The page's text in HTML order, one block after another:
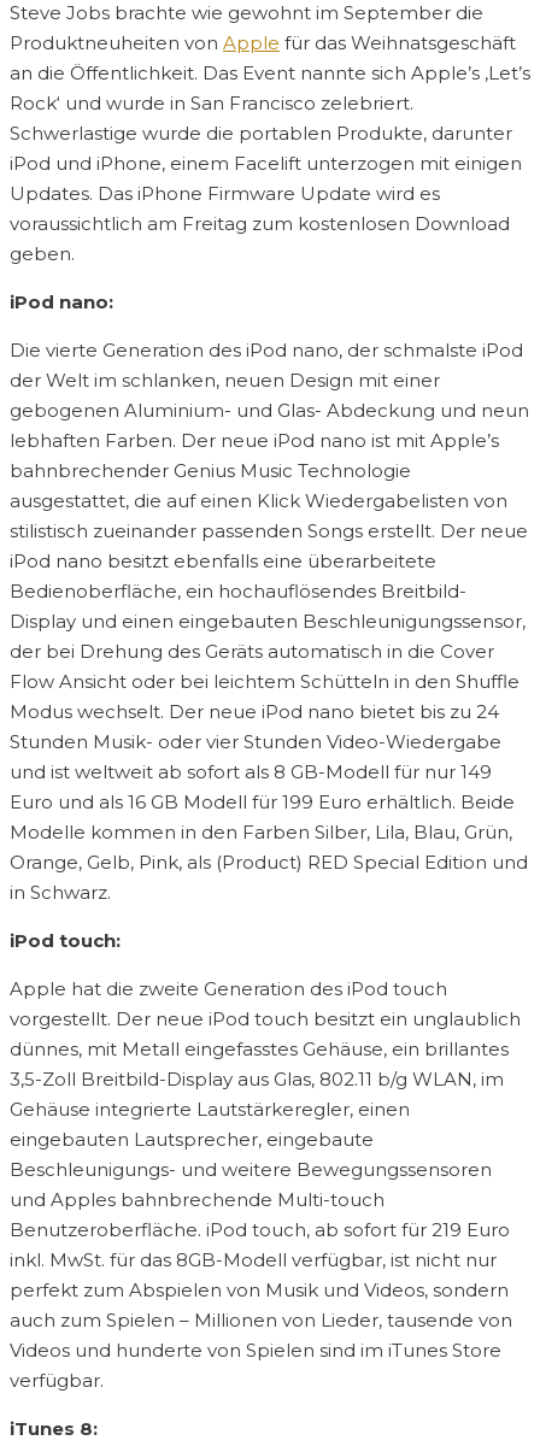
Steve Jobs brachte wie gewohnt im September die
Produktneuheiten von Apple für das Weihnatsgeschäft
an die Öffentlichkeit. Das Event nannte sich Apple’s ‚Let’s
Rock‘ und wurde in San Francisco zelebriert.
Schwerlastige wurde die portablen Produkte, darunter
iPod und iPhone, einem Facelift unterzogen mit einigen
Updates. Das iPhone Firmware Update wird es
voraussichtlich am Freitag zum kostenlosen Download
geben.
iPod nano:
Die vierte Generation des iPod nano, der schmalste iPod
der Welt im schlanken, neuen Design mit einer
gebogenen Aluminium- und Glas- Abdeckung und neun
lebhaften Farben. Der neue iPod nano ist mit Apple’s
bahnbrechender Genius Music Technologie
ausgestattet, die auf einen Klick Wiedergabelisten von
stilistisch zueinander passenden Songs erstellt. Der neue
iPod nano besitzt ebenfalls eine überarbeitete
Bedienoberfläche, ein hochauflösendes Breitbild-
Display und einen eingebauten Beschleunigungssensor,
der bei Drehung des Geräts automatisch in die Cover
Flow Ansicht oder bei leichtem Schütteln in den Shuffle
Modus wechselt. Der neue iPod nano bietet bis zu 24
Stunden Musik- oder vier Stunden Video-Wiedergabe
und ist weltweit ab sofort als 8 GB-Modell für nur 149
Euro und als 16 GB Modell für 199 Euro erhältlich. Beide
Modelle kommen in den Farben Silber, Lila, Blau, Grün,
Orange, Gelb, Pink, als (Product) RED Special Edition und
in Schwarz.
iPod touch:
Apple hat die zweite Generation des iPod touch
vorgestellt. Der neue iPod touch besitzt ein unglaublich
dünnes, mit Metall eingefasstes Gehäuse, ein brillantes
3,5-Zoll Breitbild-Display aus Glas, 802.11 b/g WLAN, im
Gehäuse integrierte Lautstärkeregler, einen
eingebauten Lautsprecher, eingebaute
Beschleunigungs- und weitere Bewegungssensoren
und Apples bahnbrechende Multi-touch
Benutzeroberfläche. iPod touch, ab sofort für 219 Euro
inkl. MwSt. für das 8GB-Modell verfügbar, ist nicht nur
perfekt zum Abspielen von Musik und Videos, sondern
auch zum Spielen – Millionen von Lieder, tausende von
Videos und hunderte von Spielen sind im iTunes Store
verfügbar.
iTunes 8: